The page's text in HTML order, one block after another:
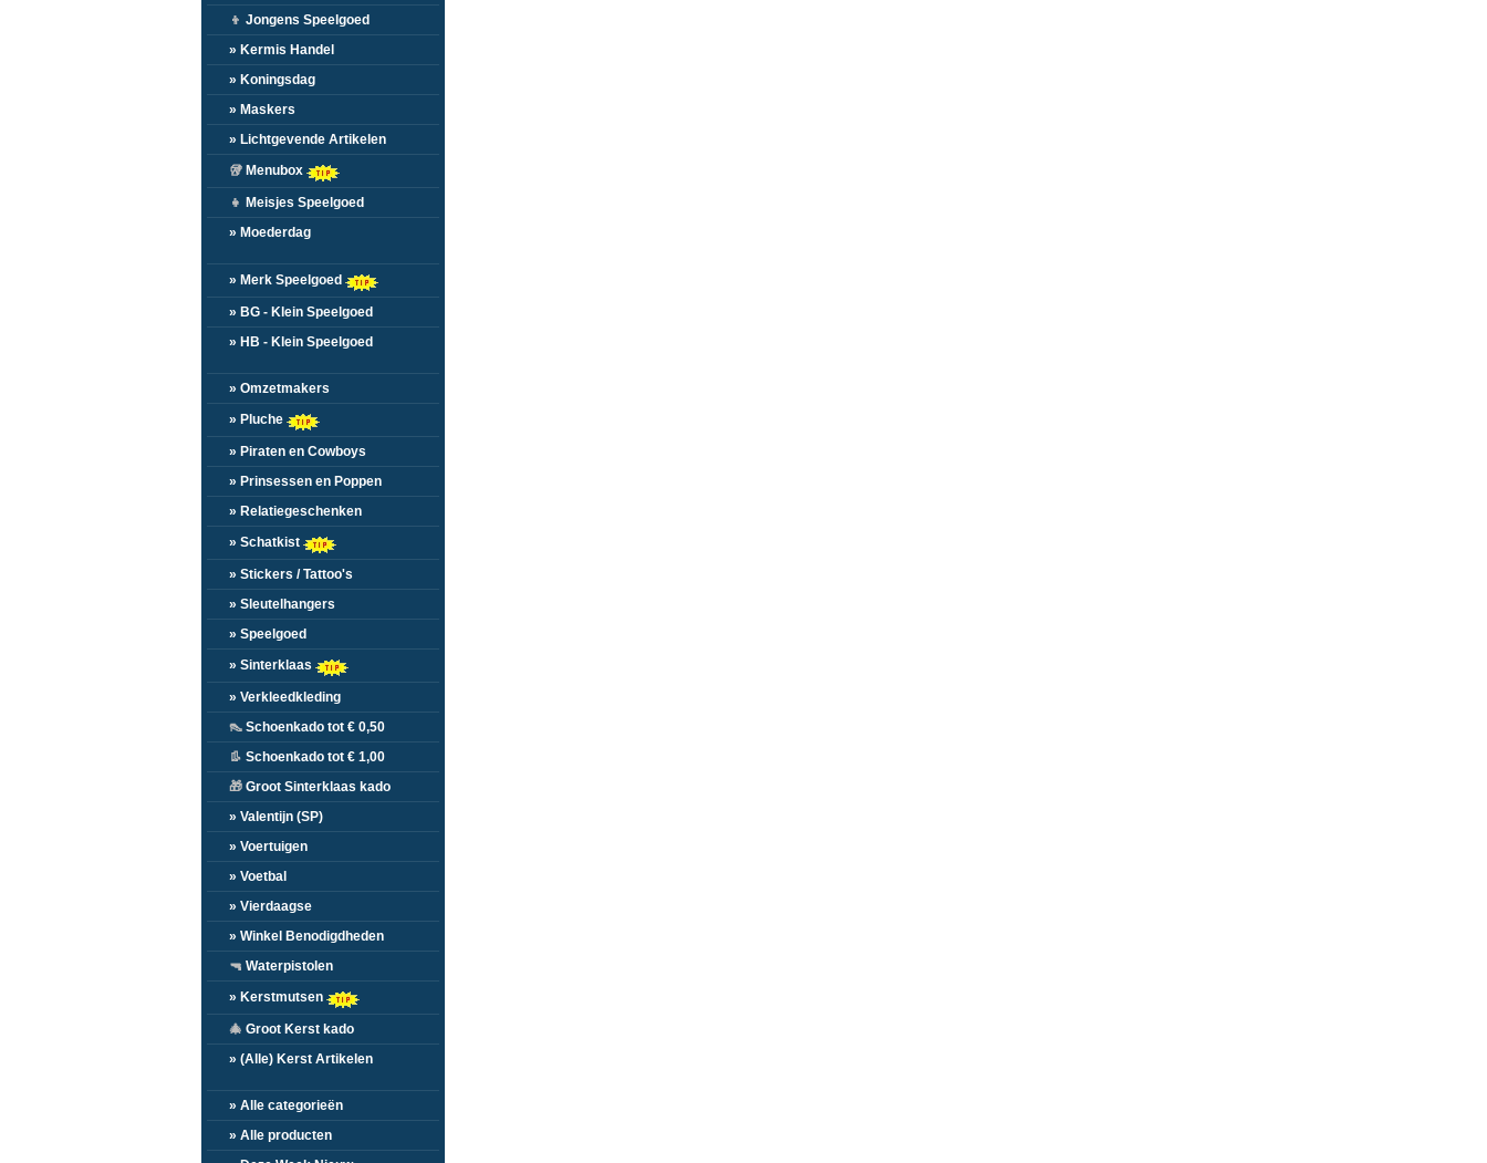
👦 Jongens Speelgoed
» Kermis Handel
» Koningsdag
» Maskers
» Lichtgevende Artikelen
🥡 Menubox
👧 Meisjes Speelgoed
» Moederdag
» Merk Speelgoed
» BG - Klein Speelgoed
» HB - Klein Speelgoed
» Omzetmakers
» Pluche
» Piraten en Cowboys
» Prinsessen en Poppen
» Relatiegeschenken
» Schatkist
» Stickers / Tattoo's
» Sleutelhangers
» Speelgoed
» Sinterklaas
» Verkleedkleding
👠 Schoenkado tot € 0,50
👢 Schoenkado tot € 1,00
🎁 Groot Sinterklaas kado
» Valentijn (SP)
» Voertuigen
» Voetbal
» Vierdaagse
» Winkel Benodigdheden
🔫 Waterpistolen
» Kerstmutsen
🎄 Groot Kerst kado
» (Alle) Kerst Artikelen
» Alle categorieën
» Alle producten